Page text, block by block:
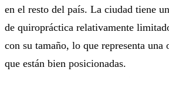
en el resto del país. La ciudad tiene
de quiropráctica relativamente
con su tamaño, lo que representa una
que están bien posicionadas.